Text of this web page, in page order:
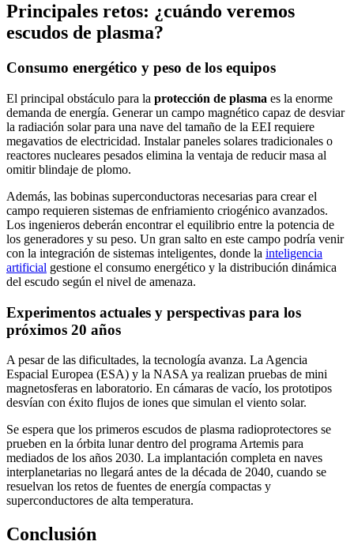
Principales retos: ¿cuándo veremos
escudos de plasma?
Consumo energético y peso de los equipos
El principal obstáculo para la protección de plasma es la enorme
demanda de energía. Generar un campo magnético capaz de desviar
la radiación solar para una nave del tamaño de la EEI requiere
megavatios de electricidad. Instalar paneles solares tradicionales o
reactores nucleares pesados elimina la ventaja de reducir masa al
omitir blindaje de plomo.
Además, las bobinas superconductoras necesarias para crear el
campo requieren sistemas de enfriamiento criogénico avanzados.
Los ingenieros deberán encontrar el equilibrio entre la potencia de
los generadores y su peso. Un gran salto en este campo podría venir
con la integración de sistemas inteligentes, donde la inteligencia
artificial gestione el consumo energético y la distribución dinámica
del escudo según el nivel de amenaza.
Experimentos actuales y perspectivas para los
próximos 20 años
A pesar de las dificultades, la tecnología avanza. La Agencia
Espacial Europea (ESA) y la NASA ya realizan pruebas de mini
magnetosferas en laboratorio. En cámaras de vacío, los prototipos
desvían con éxito flujos de iones que simulan el viento solar.
Se espera que los primeros escudos de plasma radioprotectores se
prueben en la órbita lunar dentro del programa Artemis para
mediados de los años 2030. La implantación completa en naves
interplanetarias no llegará antes de la década de 2040, cuando se
resuelvan los retos de fuentes de energía compactas y
superconductores de alta temperatura.
Conclusión